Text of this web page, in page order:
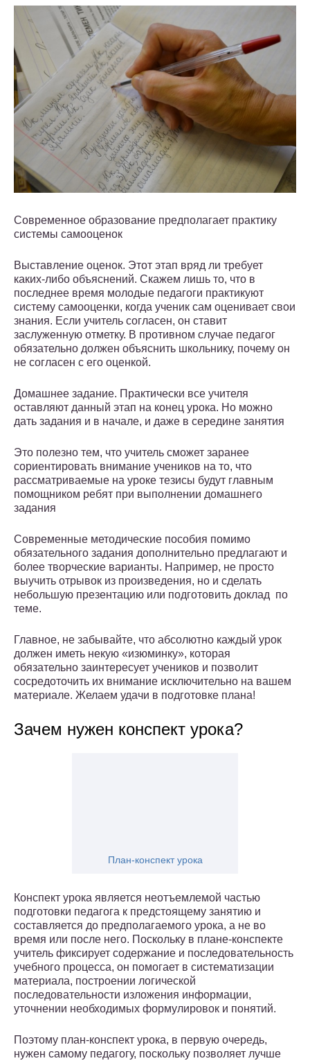
Современное образование предполагает практику
системы самооценок
Выставление оценок. Этот этап вряд ли требует
каких-либо объяснений. Скажем лишь то, что в
последнее время молодые педагоги практикуют
систему самооценки, когда ученик сам оценивает свои
знания. Если учитель согласен, он ставит
заслуженную отметку. В противном случае педагог
обязательно должен объяснить школьнику, почему он
не согласен с его оценкой.
Домашнее задание. Практически все учителя
оставляют данный этап на конец урока. Но можно
дать задания и в начале, и даже в середине занятия
Это полезно тем, что учитель сможет заранее
сориентировать внимание учеников на то, что
рассматриваемые на уроке тезисы будут главным
помощником ребят при выполнении домашнего
задания
Современные методические пособия помимо
обязательного задания дополнительно предлагают и
более творческие варианты. Например, не просто
выучить отрывок из произведения, но и сделать
небольшую презентацию или подготовить доклад по
теме.
Главное, не забывайте, что абсолютно каждый урок
должен иметь некую «изюминку», которая
обязательно заинтересует учеников и позволит
сосредоточить их внимание исключительно на вашем
материале. Желаем удачи в подготовке плана!
Зачем нужен конспект урока?
План-конспект урока
Конспект урока является неотъемлемой частью
подготовки педагога к предстоящему занятию и
составляется до предполагаемого урока, а не во
время или после него. Поскольку в плане-конспекте
учитель фиксирует содержание и последовательность
учебного процесса, он помогает в систематизации
материала, построении логической
последовательности изложения информации,
уточнении необходимых формулировок и понятий.
Поэтому план-конспект урока, в первую очередь,
нужен самому педагогу, поскольку позволяет лучше